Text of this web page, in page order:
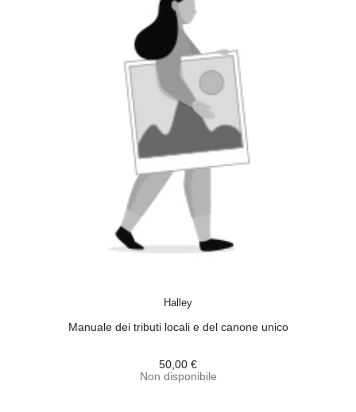
Halley
Manuale dei tributi locali e del canone unico
50,00 €
Non disponibile